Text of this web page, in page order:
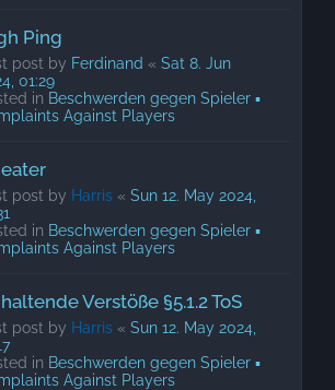
Ping
post by Ferdinand « Sat 8. Jun
01:29
in Beschwerden gegen Spieler ▪
Against Players
post by Harris « Sun 12. May 2024,
in Beschwerden gegen Spieler ▪
Against Players
Verstöße §5.1.2 ToS
post by Harris « Sun 12. May 2024,
in Beschwerden gegen Spieler ▪
Against Players